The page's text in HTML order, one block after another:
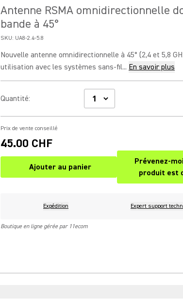
Antenne RSMA omnidirectionnelle
bande à 45°
SKU: UA8-2.4-5.8
Nouvelle antenne omnidirectionnelle à 45° (2,4 et 5,8
utilisation avec les systèmes sans-fil... En savoir plus
Quantité:
Prix de vente conseillé
45.00 CHF
Ajouter au panier
Prévenez-
produit est
Expédition Expert support
Boutique en ligne gérée par 11ecom